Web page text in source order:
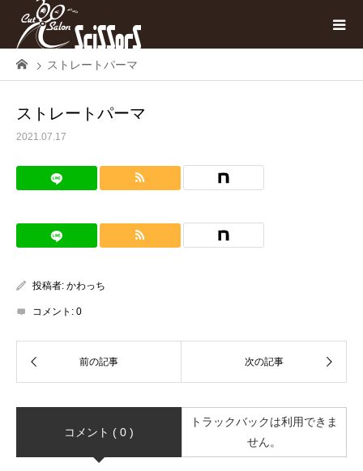
ストレートパーマ
ストレートパーマ
2021.07.17
投稿者: かわっち
コメント: 0
コメント ( 0 )
トラックバックは利用できま
せん。